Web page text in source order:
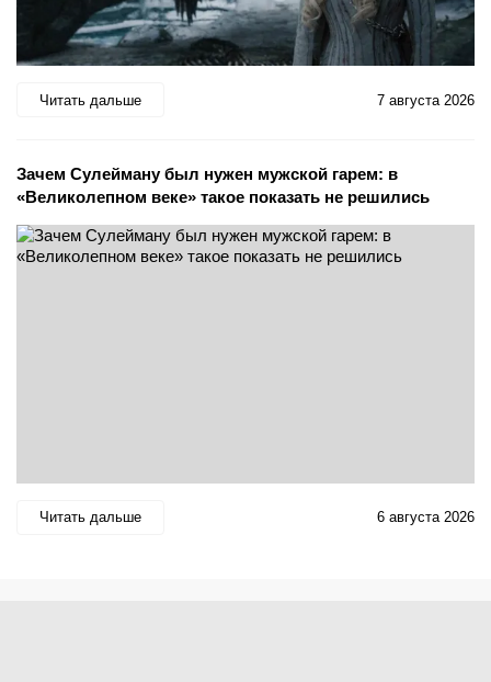
Читать дальше 7 августа 2026
Зачем Сулейману был нужен мужской гарем: в
«Великолепном веке» такое показать не решились
Читать дальше 6 августа 2026